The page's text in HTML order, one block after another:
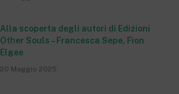
Alla scoperta degli autori di Edizioni
Other Souls – Francesca Sepe, Fion
Elgee
20 Maggio 2025